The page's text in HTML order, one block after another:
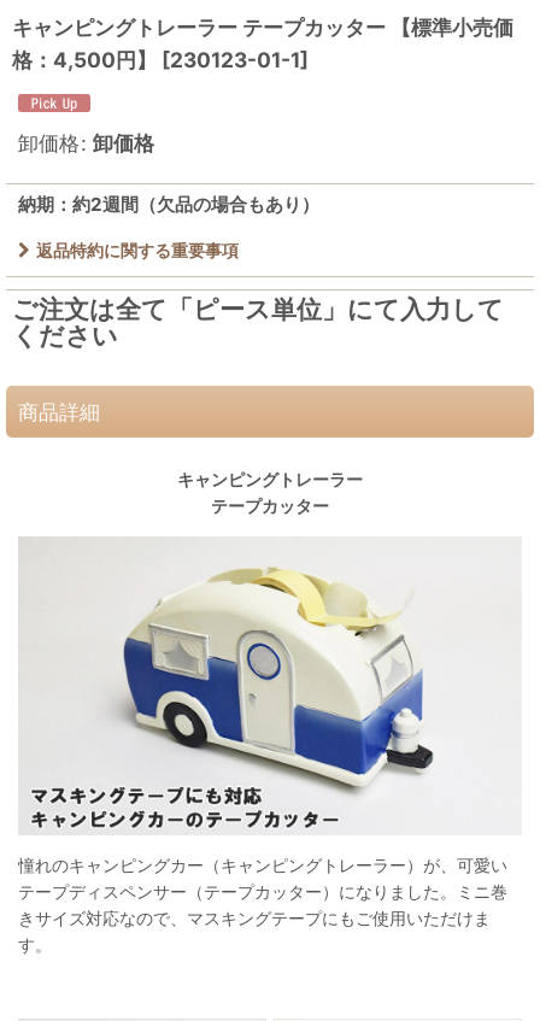
キャンピングトレーラー テープカッター 【標準小売価
格：4,500円】
[230123-01-1]
卸価格: 卸価格
納期：約2週間（欠品の場合もあり）
返品特約に関する重要事項
ご注文は全て「ピース単位」にて入力して
ください
商品詳細
キャンピングトレーラー
テープカッター
憧れのキャンピングカー（キャンピングトレーラー）が、可愛い
テープディスペンサー（テープカッター）になりました。ミニ巻
きサイズ対応なので、マスキングテープにもご使用いただけま
す。